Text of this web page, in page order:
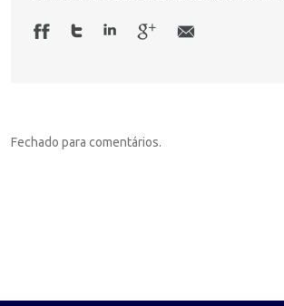
Fechado para comentários.